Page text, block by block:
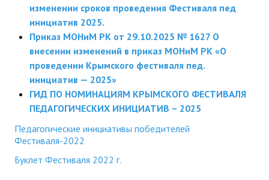
изменении сроков проведения Фестиваля пед
инициатив 2025.
Приказ МОНиМ РК от 29.10.2025 № 1627 О
внесении изменений в приказ МОНиМ РК «О
проведении Крымского фестиваля пед.
инициатив — 2025»
ГИД ПО НОМИНАЦИЯМ КРЫМСКОГО ФЕСТИВАЛЯ
ПЕДАГОГИЧЕСКИХ ИНИЦИАТИВ – 2025
Педагогические инициативы победителей
Фестиваля-2022
Буклет Фестиваля 2022 г.